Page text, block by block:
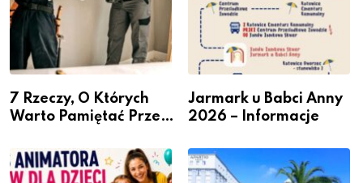
7 Rzeczy, O Których
Warto Pamiętać Przed
Jarmark u Babci Anny
2026 – Informacje